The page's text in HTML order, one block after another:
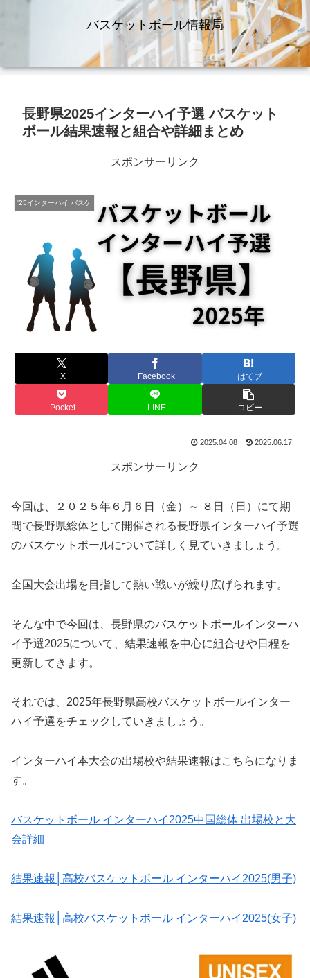
バスケットボール情報局
長野県2025インターハイ予選 バスケット
ボール結果速報と組合や詳細まとめ
スポンサーリンク
'25インターハイ バスケ
X Facebook はてブ
Pocket LINE コピー
2025.04.08 2025.06.17
スポンサーリンク
今回は、２０２５年６月６日（金）～ ８日（日）にて期
間で長野県総体として開催される長野県インターハイ予選
のバスケットボールについて詳しく見ていきましょう。
全国大会出場を目指して熱い戦いが繰り広げられます。
そんな中で今回は、長野県のバスケットボールインターハ
イ予選2025について、結果速報を中心に組合せや日程を
更新してきます。
それでは、2025年長野県高校バスケットボールインター
ハイ予選をチェックしていきましょう。
インターハイ本大会の出場校や結果速報はこちらになりま
す。
バスケットボール インターハイ2025中国総体 出場校と大
会詳細
結果速報│高校バスケットボール インターハイ2025(男子)
結果速報│高校バスケットボール インターハイ2025(女子)